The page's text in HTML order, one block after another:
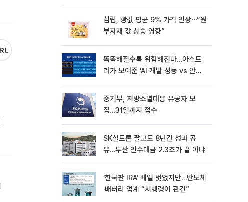
삼립, 빵값 평균 9% 가격 인상⋯“원
부자재 값 상승 영향”
똑똑해질수록 위험해진다…아스트
라가 보여준 'AI 개발 성능 vs 안전
중기부, 지방소멸대응 유공자 모
집…31일까지 접수
SK실트론 팔고도 8년간 성과 공
유…두산 인수대금 2.3조가 끝 아냐
‘한국판 IRA’ 베일 벗었지만…반도체
·배터리 업계 “시행령이 관건”